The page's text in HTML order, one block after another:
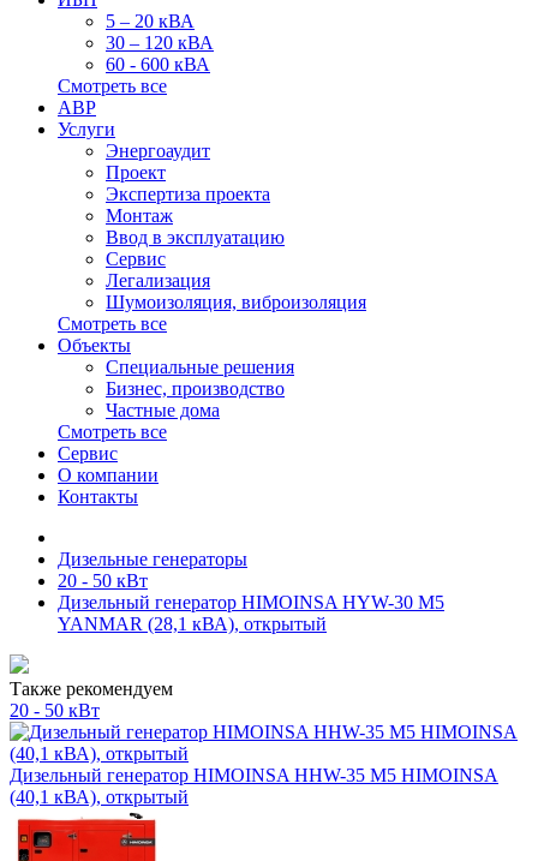
5 – 20 кВА
30 – 120 кВА
60 - 600 кВА
Смотреть все
АВР
Услуги
Энергоаудит
Проект
Экспертиза проекта
Монтаж
Ввод в эксплуатацию
Сервис
Легализация
Шумоизоляция, виброизоляция
Смотреть все
Объекты
Специальные решения
Бизнес, производство
Частные дома
Смотреть все
Сервис
О компании
Контакты
Дизельные генераторы
20 - 50 кВт
Дизельный генератор HIMOINSA HYW-30 M5
YANMAR (28,1 кВА), открытый
Также рекомендуем
20 - 50 кВт
Дизельный генератор HIMOINSA HHW-35 M5 HIMOINSA
(40,1 кВА), открытый